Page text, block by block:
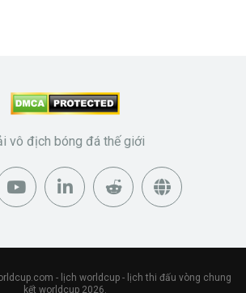
vô địch bóng đá thế giới
- lịch worldcup - lịch thi đấu vòng chung
kết worldcup 2026.